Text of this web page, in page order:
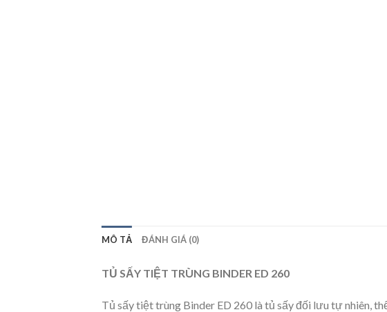
MÔ TẢ ĐÁNH GIÁ (0)
TỦ SẤY TIỆT TRÙNG BINDER ED 260
Tủ sấy tiệt trùng Binder ED 260 là tủ sấy đối lưu tự nhiên,